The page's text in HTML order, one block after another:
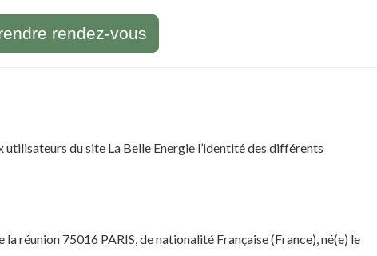
rendez-vous
du site La Belle Energie l’identité des différents
réunion 75016 PARIS, de nationalité Française (France), né(e) le